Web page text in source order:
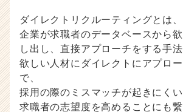
ダイレクトリクルーティングとは、
企業が求職者のデータベースから
し出し、直接アプローチをする手法
欲しい人材にダイレクトにアプロ
で、
採用の際のミスマッチが起きにくい
求職者の志望度を高めることにも繋